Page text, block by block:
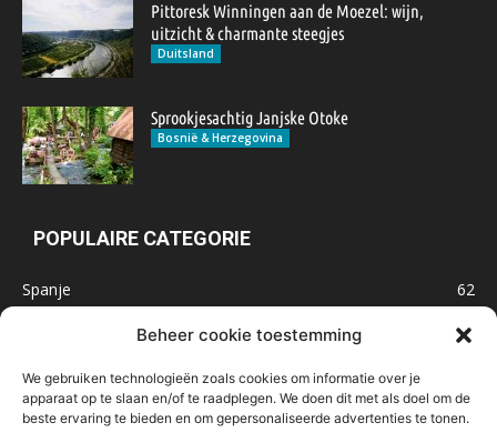
Beheer cookie toestemming
We gebruiken technologieën zoals cookies om informatie over je
apparaat op te slaan en/of te raadplegen. We doen dit met als doel om de
beste ervaring te bieden en om gepersonaliseerde advertenties te tonen.
Pittoresk Winningen aan de Moezel: wijn,
uitzicht & charmante steegjes
Duitsland
Sprookjesachtig Janjske Otoke
Bosnië & Herzegovina
POPULAIRE CATEGORIE
Spanje
62
47
Marokko
32
IJsland
32